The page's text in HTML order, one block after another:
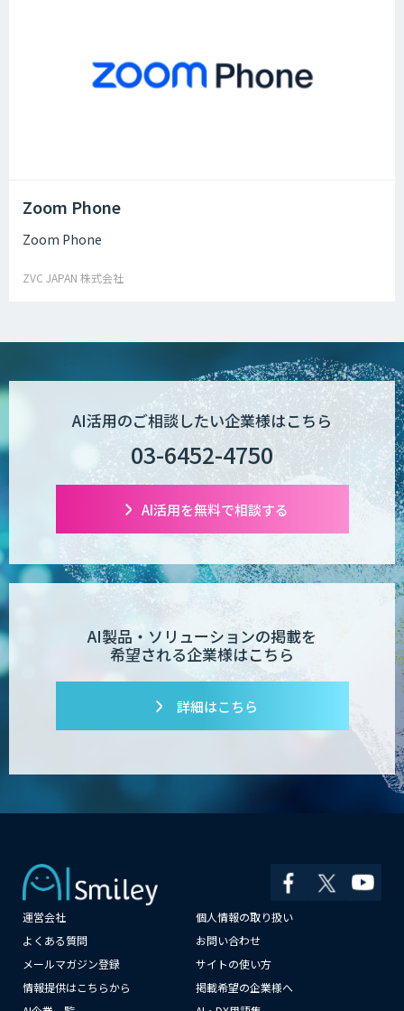
Zoom Phone
Zoom Phone
ZVC JAPAN 株式会社
AI活用のご相談したい企業様はこちら
03-6452-4750
AI活用を無料で相談する
AI製品・ソリューションの掲載を
希望される企業様はこちら
詳細はこちら
運営会社
個人情報の取り扱い
よくある質問
お問い合わせ
メールマガジン登録
サイトの使い方
情報提供はこちらから
掲載希望の企業様へ